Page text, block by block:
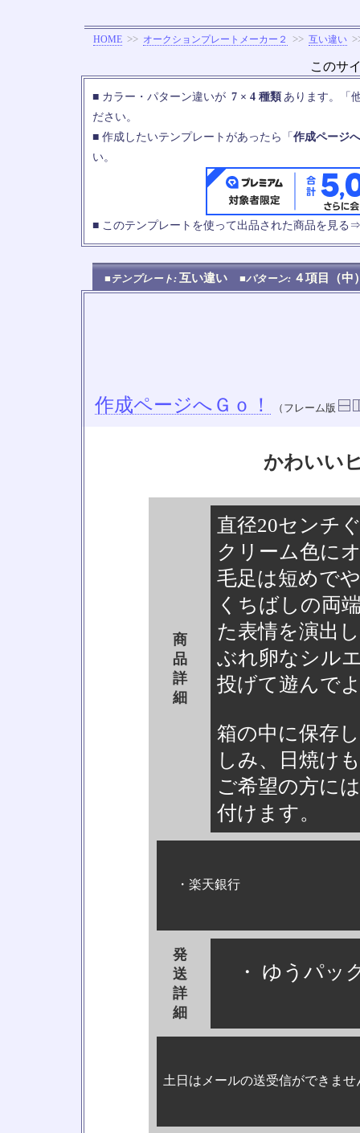
HOME >> オークションプレートメーカー２ >> 互い違い
このサ
■ カラー・パターン違いが 7 × 4 種類 あります。「
ださい。
■ 作成したいテンプレートがあったら「 作成ページ
い。
■ このテンプレートを使って出品された商品を見る
■テンプレート: 互い違い ■パターン: ４項目（
作成ページへＧｏ！ （フレーム版
かわいい
商
品
詳
細
直径20センチ
クリーム色に
毛足は短めで
くちばしの両
た表情を演出
ぶれ卵なシル
投げて遊んで
箱の中に保存
しみ、日焼け
ご希望の方に
付けます。
・楽天銀行
発
送
詳
細
・ ゆうパッ
土日はメールの送受信ができませ